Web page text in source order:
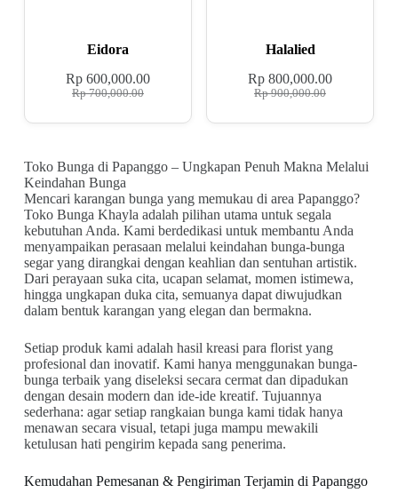
Eidora
Rp700,000.00
Rp600,000.00
Halalied
Rp900,000.00
Rp 800,000.00
Toko Bunga di Papanggo – Ungkapan Penuh Makna Melalui
Keindahan Bunga
Mencari karangan bunga yang memukau di area Papanggo?
Toko Bunga Khayla adalah pilihan utama untuk segala
kebutuhan Anda. Kami berdedikasi untuk membantu Anda
menyampaikan perasaan melalui keindahan bunga-bunga
segar yang dirangkai dengan keahlian dan sentuhan artistik.
Dari perayaan suka cita, ucapan selamat, momen istimewa,
hingga ungkapan duka cita, semuanya dapat diwujudkan
dalam bentuk karangan yang elegan dan bermakna.
Setiap produk kami adalah hasil kreasi para florist yang
profesional dan inovatif. Kami hanya menggunakan bunga-
bunga terbaik yang diseleksi secara cermat dan dipadukan
dengan desain modern dan ide-ide kreatif. Tujuannya
sederhana: agar setiap rangkaian bunga kami tidak hanya
menawan secara visual, tetapi juga mampu mewakili
ketulusan hati pengirim kepada sang penerima.
Kemudahan Pemesanan & Pengiriman Terjamin di Papanggo